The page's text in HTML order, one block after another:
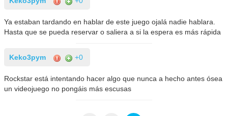
Ya estaban tardando en hablar de este juego ojalá nadie hablara.
Hasta que se pueda reservar o saliera a si la espera es más rápida
Keko3pym +0
Rockstar está intentando hacer algo que nunca a hecho antes ósea
un videojuego no pongáis más escusas